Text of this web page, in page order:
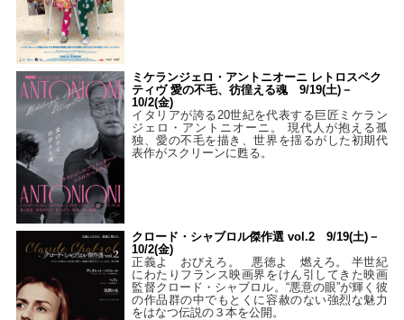
ミケランジェロ・アントニオーニ レトロスペク
ティヴ 愛の不毛、彷徨える魂 9/19(土)－
10/2(金)
イタリアが誇る20世紀を代表する巨匠ミケラン
ジェロ・アントニオーニ。 現代人が抱える孤
独、愛の不毛を描き、世界を揺るがした初期代
表作がスクリーンに甦る。
クロード・シャブロル傑作選 vol.2 9/19(土)－
10/2(金)
正義よ おびえろ。 悪徳よ 燃えろ。 半世紀
にわたりフランス映画界をけん引してきた映画
監督クロード・シャブロル。“悪意の眼”が輝く彼
の作品群の中でもとくに容赦のない強烈な魅力
をはなつ伝説の３本を公開。